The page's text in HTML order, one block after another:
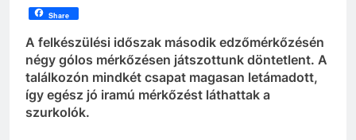
Share
A felkészülési időszak második edzőmérkőzésén
négy gólos mérkőzésen játszottunk döntetlent. A
találkozón mindkét csapat magasan letámadott,
így egész jó iramú mérkőzést láthattak a
szurkolók.